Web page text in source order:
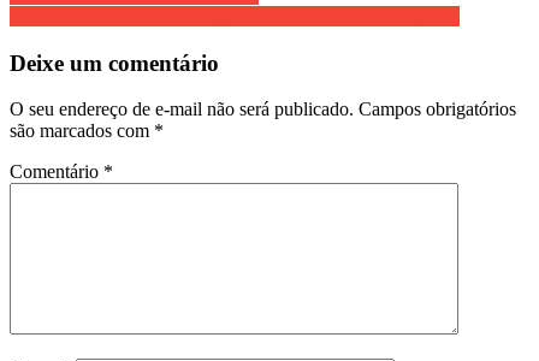
Deixe um comentário
O seu endereço de e-mail não será publicado. Campos obrigatórios
são marcados com *
Comentário *